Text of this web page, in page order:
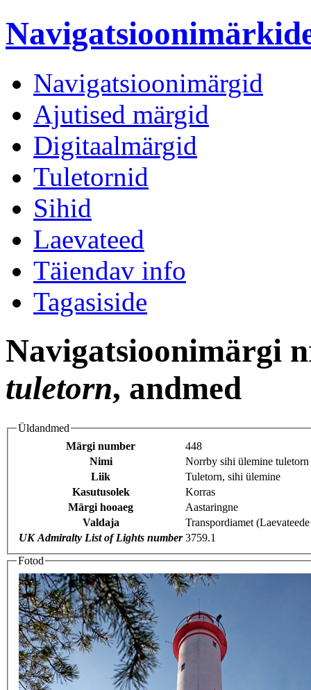
Navigatsioonimärgid
Ajutised märgid
Digitaalmärgid
Tuletornid
Sihid
Laevateed
Täiendav info
Tagasiside
Navigatsioonimärgi
tuletorn, andmed
Üldandmed
Märgi number
448
Nimi
Norrby sihi ülemine tuletorn
Liik
Tuletorn, sihi ülemine
Kasutusolek
Korras
Märgi hooaeg
Aastaringne
Valdaja
Transpordiamet
UK Admiralty List of Lights number 3759.1
Fotod